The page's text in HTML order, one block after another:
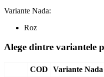
Variante Nada:
Roz
Alege dintre variantele
COD Variante Nada